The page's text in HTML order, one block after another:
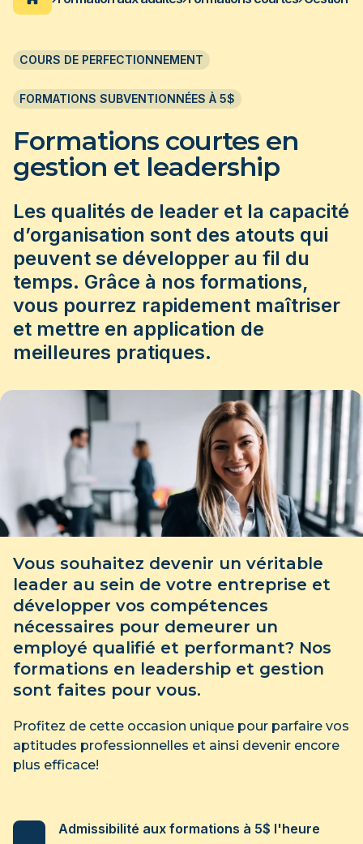
pour personnes immigrantes
de 40 ans, le cégep Édouard-Montpetit est
axées sur la pratique et les besoins de
plus
COURS DE PERFECTIONNEMENT
FORMATIONS SUBVENTIONNÉES À 5$
Formations courtes en
gestion et leadership
Les qualités de leader et la capacité
d’organisation sont des atouts qui
peuvent se développer au fil du
temps. Grâce à nos formations,
vous pourrez rapidement maîtriser
et mettre en application de
meilleures pratiques.
Vous souhaitez devenir un véritable
leader au sein de votre entreprise et
développer vos compétences
nécessaires pour demeurer un
employé qualifié et performant? Nos
formations en leadership et gestion
sont faites pour vous.
Profitez de cette occasion unique pour parfaire vos
aptitudes professionnelles et ainsi devenir encore
plus efficace!
Admissibilité aux formations à 5$ l'heure